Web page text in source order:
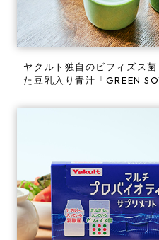
ヤクルト独自のビフィズス
た豆乳入り青汁「GREEN